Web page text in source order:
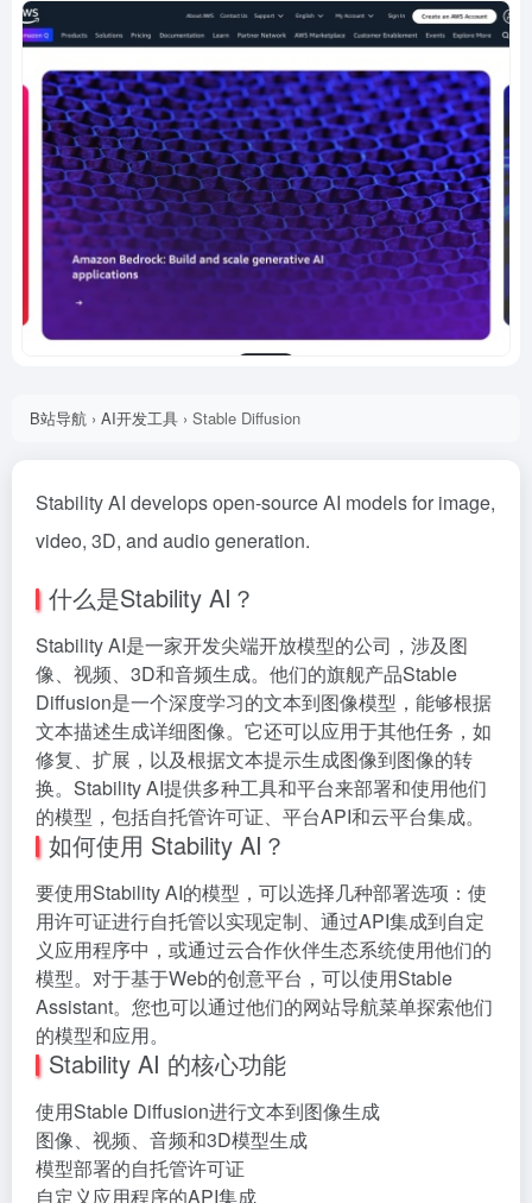
B站导航 › AI开发工具 › Stable Diffusion
Stability AI develops open-source AI models for image,
video, 3D, and audio generation.
什么是Stability AI？
Stability AI是一家开发尖端开放模型的公司，涉及图
像、视频、3D和音频生成。他们的旗舰产品Stable
Diffusion是一个深度学习的文本到图像模型，能够根据
文本描述生成详细图像。它还可以应用于其他任务，如
修复、扩展，以及根据文本提示生成图像到图像的转
换。Stability AI提供多种工具和平台来部署和使用他们
的模型，包括自托管许可证、平台API和云平台集成。
如何使用 Stability AI？
要使用Stability AI的模型，可以选择几种部署选项：使
用许可证进行自托管以实现定制、通过API集成到自定
义应用程序中，或通过云合作伙伴生态系统使用他们的
模型。对于基于Web的创意平台，可以使用Stable
Assistant。您也可以通过他们的网站导航菜单探索他们
的模型和应用。
Stability AI 的核心功能
使用Stable Diffusion进行文本到图像生成
图像、视频、音频和3D模型生成
模型部署的自托管许可证
自定义应用程序的API集成